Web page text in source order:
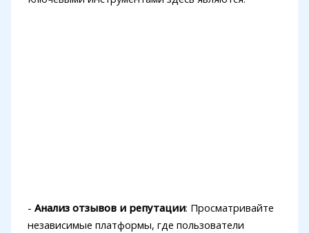
- Анализ отзывов и репутации: Просматривайте
независимые платформы, где пользователи